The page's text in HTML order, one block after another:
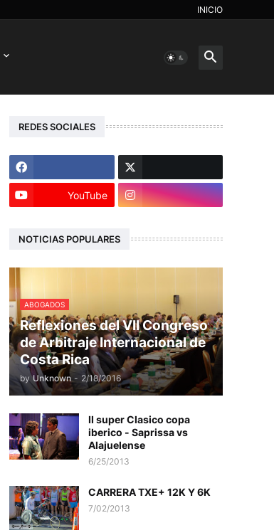
INICIO
REDES SOCIALES
YouTube
NOTICIAS POPULARES
ABOGADOS
Reflexiones del VII Congreso
de Arbitraje Internacional de
Costa Rica
by Unknown - 2/18/2016
II super Clasico copa
iberico - Saprissa vs
Alajuelense
6/25/2013
CARRERA TXE+ 12K Y 6K
7/02/2013